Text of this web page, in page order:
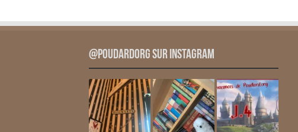
@PoudardOrg sur Instagram